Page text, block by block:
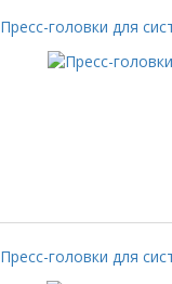
Пресс-головки для
Пресс-головки для